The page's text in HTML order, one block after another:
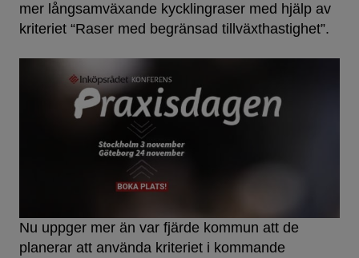
mer långsamväxande kycklingraser med hjälp av
kriteriet “Raser med begränsad tillväxthastighet”.
Nu uppger mer än var fjärde kommun att de
planerar att använda kriteriet i kommande